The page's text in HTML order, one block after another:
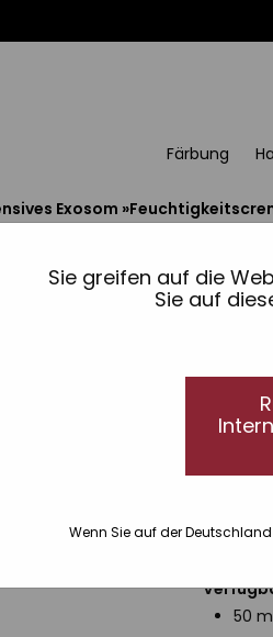
Sie greifen auf die
Sie auf
Wenn Sie auf der
Färbung
Exosom »
Cream
Eine
will:
50